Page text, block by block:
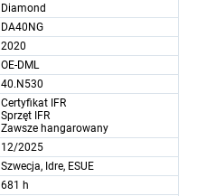
Diamond
DA40NG
2020
OE-DML
40.N530
Certyfikat IFR
Sprzęt IFR
Zawsze hangarowany
12/2025
Szwecja, Idre, ESUE
681 h